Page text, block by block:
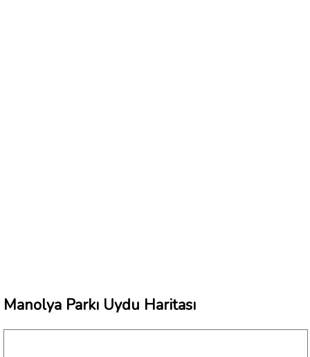
Manolya Parkı Uydu Haritası